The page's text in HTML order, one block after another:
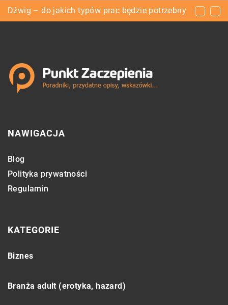
Jak zapewnić gadowi odpowiednie warunki?
Dźwig – do jakich typów prac będzie potrzebny
Najważniejsze zastosowania elektrozaworów
NAWIGACJA
Blog
Polityka prywatności
Regulamin
KATEGORIE
Biznes
Branża adult (erotyka, hazard)